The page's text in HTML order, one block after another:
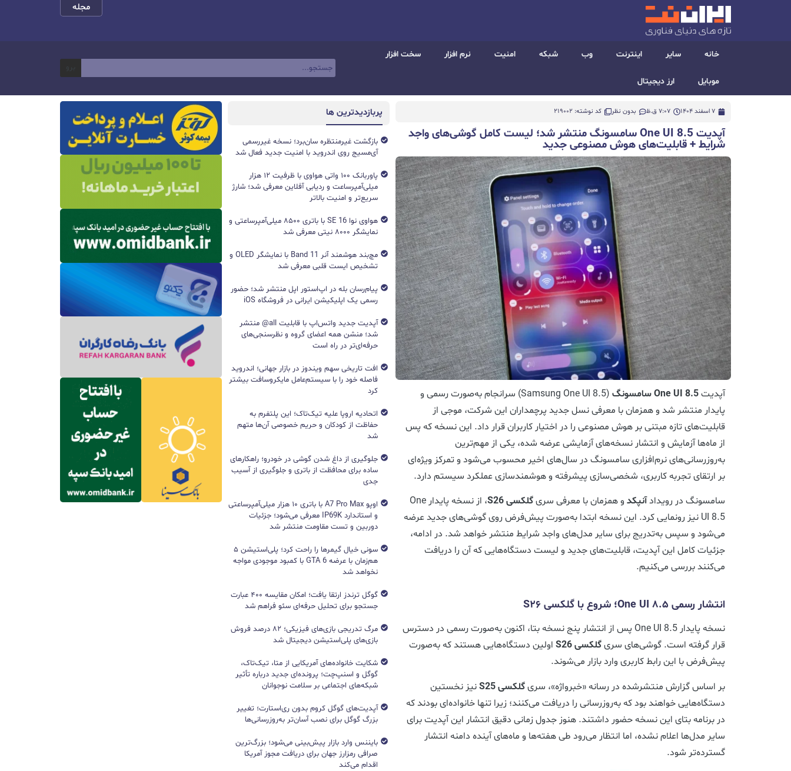
مجله
خانه سایر اینترنت وب شبکه امنیت نرم افزار سخت افزار
موبایل ارز دیجیتال
7 اسفند 1404 7:07 ق.ظ بدون نظر کد نوشته: 219002
آپدیت One UI 8.5 سامسونگ منتشر شد؛ لیست کامل گوشی‌های واجد
شرایط + قابلیت‌های هوش مصنوعی جدید
آپدیتOne UI 8.5 سامسونگ
(Samsung One UI 8.5) سرانجام به‌صورت رسمی و
پایدار منتشر شد و همزمان با معرفی نسل جدید پرچمداران این شرکت، موجی از
قابلیت‌های تازه مبتنی بر هوش مصنوعی را در اختیار کاربران قرار داد. این نسخه که پس
از ماه‌ها آزمایش و انتشار نسخه‌های آزمایشی عرضه شده، یکی از مهم‌ترین
به‌روزرسانی‌های نرم‌افزاری سامسونگ در سال‌های اخیر محسوب می‌شود و تمرکز ویژه‌ای
بر ارتقای تجربه کاربری، شخصی‌سازی پیشرفته و هوشمندسازی عملکرد سیستم دارد.
سامسونگ در رویدادآنپکد و همزمان با معرفی سریگلکسی S26
، از نسخه پایدار One
UI 8.5 نیز رونمایی کرد. این نسخه ابتدا به‌صورت پیش‌فرض روی گوشی‌های جدید عرضه
می‌شود و سپس به‌تدریج برای سایر مدل‌های واجد شرایط منتشر خواهد شد. در ادامه،
جزئیات کامل این آپدیت، قابلیت‌های جدید و لیست دستگاه‌هایی که آن را دریافت
می‌کنند بررسی می‌کنیم.
انتشار رسمی One UI 8.5؛ شروع با گلکسی S26
نسخه پایدار One UI 8.5 پس از انتشار پنج نسخه بتا، اکنون به‌صورت رسمی در دسترس
قرار گرفته است. گوشی‌های سریگلکسی S26
اولین دستگاه‌هایی هستند که به‌صورت
پیش‌فرض با این رابط کاربری وارد بازار می‌شوند.
بر اساس گزارش منتشرشده در رسانه «خبرواژه»، سریگلکسی S25
نیز نخستین
دستگاه‌هایی خواهند بود که به‌روزرسانی را دریافت می‌کنند؛ زیرا تنها خانواده‌ای بودند که
در برنامه بتای این نسخه حضور داشتند. هنوز جدول زمانی دقیق انتشار این آپدیت برای
سایر مدل‌ها اعلام نشده، اما انتظار می‌رود طی هفته‌ها و ماه‌های آینده دامنه انتشار
گسترده‌تر شود.
پربازدیدترین ها
بازگشت غیرمنتظره سان‌برد؛ نسخه غیررسمی
آی‌مسیج روی اندروید با امنیت جدید فعال شد
پاوربانک ۱۰۰ واتی هواوی با ظرفیت ۱۲ هزار
میلی‌آمپرساعت و ردیابی آفلاین معرفی شد؛ شارژ
سریع‌تر و امنیت بالاتر
هواوی نوا 16 SE با باتری ۸۵۰۰ میلی‌آمپرساعتی و
نمایشگر ۸۰۰۰ نیتی معرفی شد
مچ‌بند هوشمند آنر Band 11 با نمایشگر OLED و
تشخیص ایست قلبی معرفی شد
پیام‌رسان بله در اپ‌استور اپل منتشر شد؛ حضور
رسمی یک اپلیکیشن ایرانی در فروشگاه iOS
آپدیت جدید واتس‌اپ با قابلیت all@ منتشر
شد؛ منشن همه اعضای گروه و نظرسنجی‌های
حرفه‌ای‌تر در راه است
افت تاریخی سهم ویندوز در بازار جهانی؛ اندروید
فاصله خود را با سیستم‌عامل مایکروسافت بیشتر
کرد
اتحادیه اروپا علیه تیک‌تاک؛ این پلتفرم به
حفاظت از کودکان و حریم خصوصی آن‌ها متهم
شد
جلوگیری از داغ شدن گوشی در خودرو؛ راهکارهای
ساده برای محافظت از باتری و جلوگیری از آسیب
جدی
اوپو A7 Pro Max با باتری ۱۰ هزار میلی‌آمپرساعتی
و استاندارد IP69K معرفی می‌شود؛ جزئیات
دوربین و تست مقاومت منتشر شد
سونی خیال گیمرها را راحت کرد؛ پلی‌استیشن ۵
هم‌زمان با عرضه GTA 6 با کمبود موجودی مواجه
نخواهد شد
گوگل ترندز ارتقا یافت؛ امکان مقایسه ۴۰۰ عبارت
جستجو برای تحلیل حرفه‌ای سئو فراهم شد
مرگ تدریجی بازی‌های فیزیکی؛ ۸۲ درصد فروش
بازی‌های پلی‌استیشن دیجیتال شد
شکایت خانواده‌های آمریکایی از متا، تیک‌تاک،
گوگل و اسنپ‌چت؛ پرونده‌ای جدید درباره تأثیر
شبکه‌های اجتماعی بر سلامت نوجوانان
آپدیت‌های گوگل کروم بدون ری‌استارت؛ تغییر
بزرگ گوگل برای نصب آسان‌تر به‌روزرسانی‌ها
بایننس وارد بازار پیش‌بینی می‌شود؛ بزرگ‌ترین
صرافی رمزارز جهان برای دریافت مجوز آمریکا
اقدام می‌کند